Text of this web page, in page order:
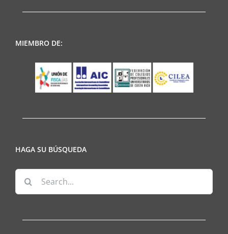
MIEMBRO DE:
HAGA SU BÚSQUEDA
Search
for: